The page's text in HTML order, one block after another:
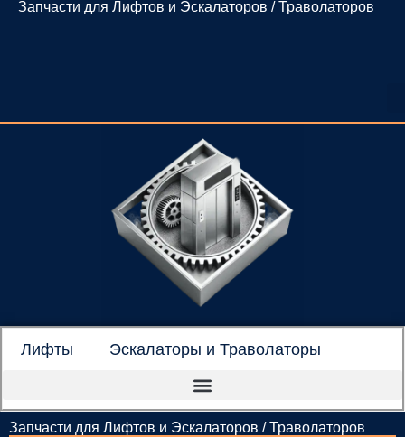
Перейти
Запчасти для Лифтов и Эскалаторов / Траволаторов
Лифты Эскалаторы и Траволаторы
Запчасти для Лифтов и Эскалаторов / Траволаторов